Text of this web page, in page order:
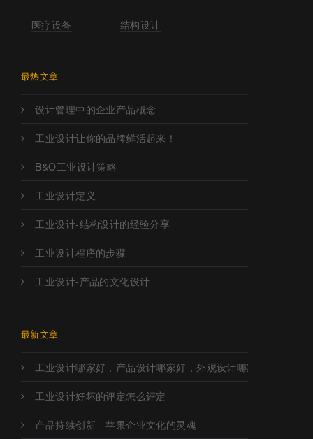
医疗设备 结构设计
最热文章
设计管理中的企业产品概念
工业设计让你的品牌鲜活起来！
B&O工业设计策略
工业设计定义
工业设计-结构设计的经验分享
工业设计程序的步骤
工业设计-产品的文化设计
最新文章
工业设计哪家好，产品设计哪家好，外观设计哪家好，工业设
工业设计好坏的评定怎么评定
产品持续创新—苹果企业文化的灵魂